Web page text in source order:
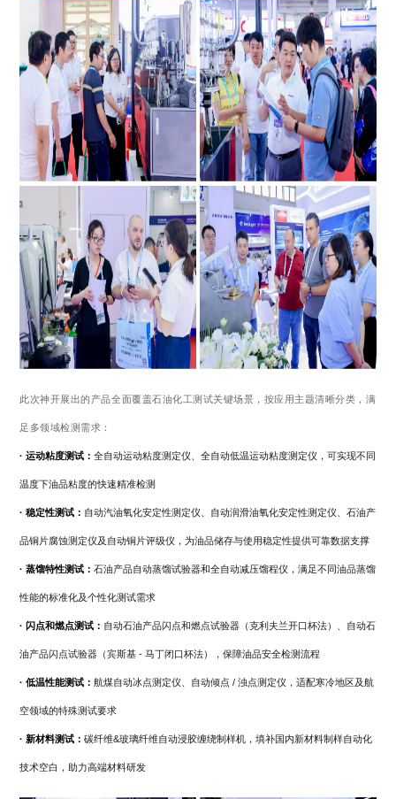
此次神开展出的产品全面覆盖石油化工测试关键场景，按应用主题清晰分类，满
足多领域检测需求：
· 运动粘度测试：全自动运动粘度测定仪、全自动低温运动粘度测定仪，可实现不同
温度下油品粘度的快速精准检测
· 稳定性测试： 自动汽油氧化安定性测定仪、自动润滑油氧化安定性测定仪、石油产
品铜片腐蚀测定仪及自动铜片评级仪，为油品储存与使用稳定性提供可靠数据支撑
· 蒸馏特性测试：石油产品自动蒸馏试验器和全自动减压馏程仪，满足不同油品蒸馏
性能的标准化及个性化测试需求
· 闪点和燃点测试： 自动石油产品闪点和燃点试验器（克利夫兰开口杯法）、自动石
油产品闪点试验器（宾斯基 - 马丁闭口杯法），保障油品安全检测流程
· 低温性能测试：航煤自动冰点测定仪、自动倾点 / 浊点测定仪，适配寒冷地区及航
空领域的特殊测试要求
· 新材料测试：碳纤维&玻璃纤维自动浸胶缠绕制样机，填补国内新材料制样自动化
技术空白，助力高端材料研发